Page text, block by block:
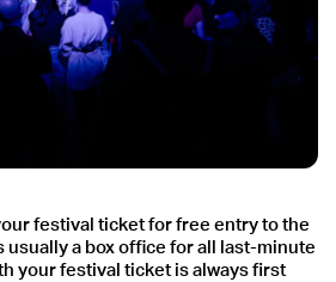
festival ticket for free entry to the
usually a box office for all last-minute
your festival ticket is always first